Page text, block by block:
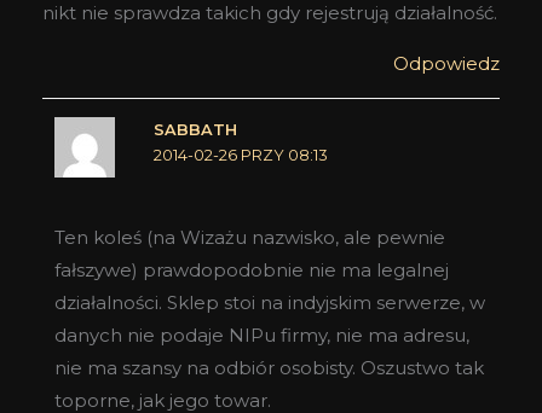
nikt nie sprawdza takich gdy rejestrują działalność.
Odpowiedz
SABBATH
2014-02-26 PRZY 08:13
Ten koleś (na Wizażu nazwisko, ale pewnie
fałszywe) prawdopodobnie nie ma legalnej
działalności. Sklep stoi na indyjskim serwerze, w
danych nie podaje NIPu firmy, nie ma adresu,
nie ma szansy na odbiór osobisty. Oszustwo tak
toporne, jak jego towar.